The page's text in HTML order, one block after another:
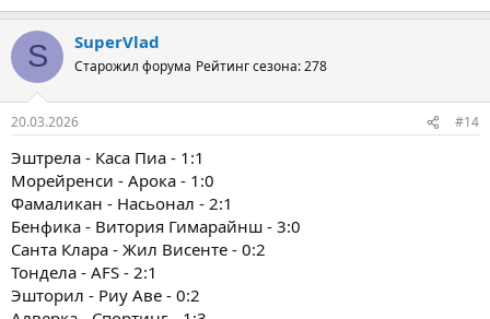
S SuperVlad
Старожил форума Рейтинг сезона: 278
20.03.2026 #14
Эштрела - Каса Пиа - 1:1
Морейренси - Арока - 1:0
Фамаликан - Насьонал - 2:1
Бенфика - Витория Гимарайнш - 3:0
Санта Клара - Жил Висенте - 0:2
Тондела - AFS - 2:1
Эшторил - Риу Аве - 0:2